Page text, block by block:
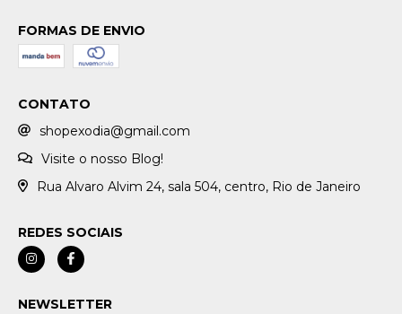
FORMAS DE ENVIO
CONTATO
shopexodia@gmail.com
Visite o nosso Blog!
Rua Alvaro Alvim 24, sala 504, centro, Rio de Janeiro
REDES SOCIAIS
NEWSLETTER